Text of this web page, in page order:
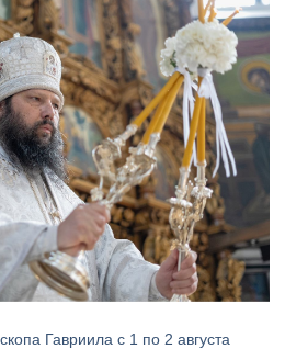
Гавриила с 1 по 2 августа